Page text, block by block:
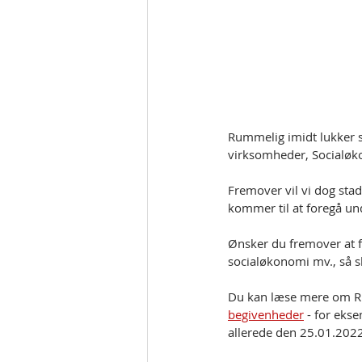
Rummelig imidt lukker
virksomheder,
Fremover vil vi dog
kommer til at foregå
Ønsker du fremover at
socialøkonomi mv., så
Du kan læse mere om
begivenheder - for
allerede den